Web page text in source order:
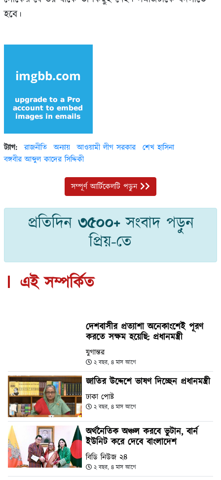
হবে।
ট্যাগ: রাজনীতি অন্যায় আওয়ামী লীগ সরকার
শেখ হাসিনা
বঙ্গবীর আব্দুল কাদের সিদ্দিকী
সম্পূর্ণ আর্টিকেলটি পড়ুন
প্রতিদিন ৩৫০০+সংবাদ পড়ুন
প্রিয়-তে
এই সম্পর্কিত
দেশবাসীর প্রত্যাশা অনেকাংশেই পূরণ
করতে সক্ষম হয়েছি: প্রধানমন্ত্রী
যুগান্তর
২ বছর, ৪ মাস আগে
জাতির উদ্দেশে ভাষণ দিচ্ছেন প্রধানমন্ত্রী
ঢাকা পোষ্ট
২ বছর, ৪ মাস আগে
অর্থনৈতিক অঞ্চল করবে ভুটান, বার্ন
ইউনিট করে দেবে বাংলাদেশ
বিডি নিউজ ২৪
২ বছর, ৪ মাস আগে